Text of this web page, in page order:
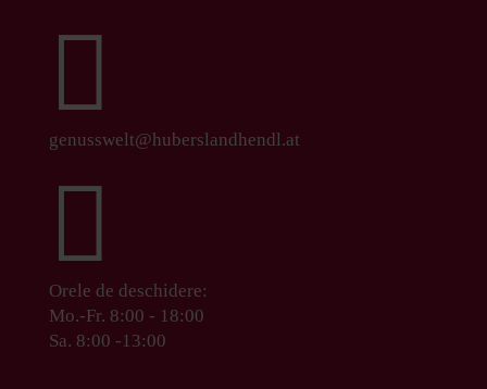

genusswelt@huberslandhendl.at

Orele de deschidere:
Mo.-Fr. 8:00 - 18:00
Sa. 8:00 -13:00